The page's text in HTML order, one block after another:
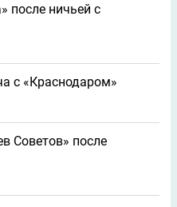
после ничьей с
с «Краснодаром»
Советов» после